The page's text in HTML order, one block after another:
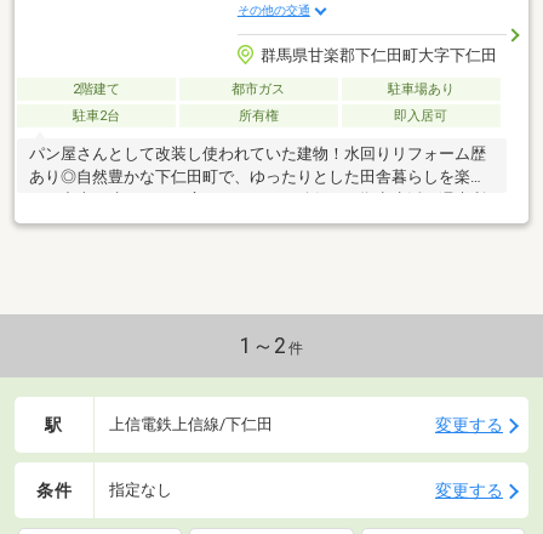
その他の交通
群馬県甘楽郡下仁田町大字下仁田
2階建て 都市ガス
駐車場あり
駐車2台
所有権 即入居可
パン屋さんとして改装し使われていた建物！水回りリフォーム歴
あり◎自然豊かな下仁田町で、ゆったりとした田舎暮らしを楽し
用にもご検討いただけます。
1～2 件
駅 上信電鉄上信線/下仁田 変更する
条件 指定なし 変更する